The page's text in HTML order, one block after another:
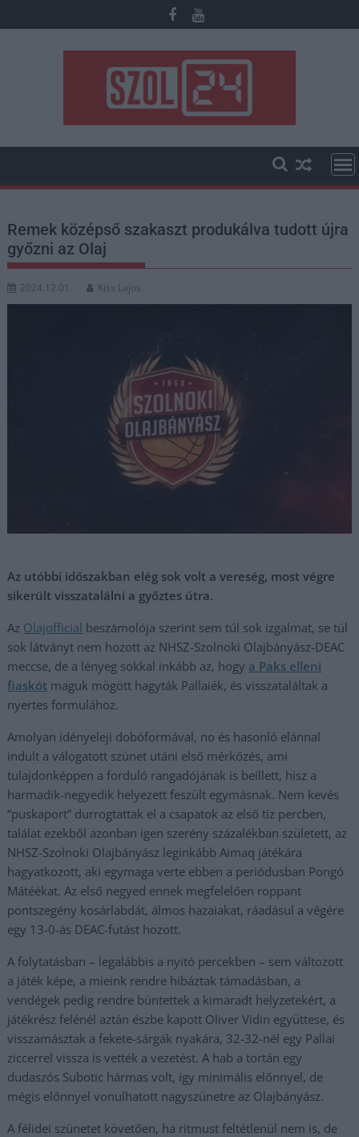
to
Remek középső szakaszt produkálva tudott újra
győzni az Olaj
2024.12.01. Kiss Lajos
Az utóbbi időszakban elég sok volt a vereség, most végre
sikerült visszatalálni a győztes útra.
Az Olajofficial beszámolója szerint sem túl sok izgalmat, se túl
sok látványt nem hozott az NHSZ-Szolnoki Olajbányász-DEAC
meccse, de a lényeg sokkal inkább az, hogy a Paks elleni
fiaskót maguk mögött hagyták Pallaiék, és visszataláltak a
nyertes formulához.
Amolyan idényeleji dobóformával, no és hasonló elánnal
indult a válogatott szünet utáni első mérkőzés, ami
tulajdonképpen a forduló rangadójának is beillett, hisz a
harmadik-negyedik helyezett feszült egymásnak. Nem kevés
“puskaport” durrogtattak el a csapatok az első tíz percben,
találat ezekből azonban igen szerény százalékban született, az
NHSZ-Szolnoki Olajbányász leginkább Aimaq játékára
hagyatkozott, aki egymaga verte ebben a periódusban Pongó
Mátéékat. Az első negyed ennek megfelelően roppant
pontszegény kosárlabdát, álmos hazaiakat, ráadásul a végére
egy 13-0-ás DEAC-futást hozott.
A folytatásban – legalábbis a nyitó percekben – sem változott
a játék képe, a mieink rendre hibáztak támadásban, a
vendégek pedig rendre büntettek a kimaradt helyzetekért, a
játékrész felénél aztán észbe kapott Oliver Vidin együttese, és
visszamásztak a fekete-sárgák nyakára, 32-32-nél egy Pallai
ziccerrel vissza is vették a vezetést. A hab a tortán egy
dudaszós Subotic hármas volt, így minimális előnnyel, de
mégis előnnyel vonulhatott nagyszünetre az Olajbányász.
A félidei szünetet követően, ha ritmust feltétlenül nem is, de